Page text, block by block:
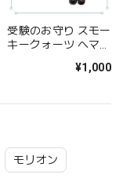
モリオン
受験のお守り スモー
キークォーツ ヘマタ
ストラップ 天然石
ホ お守り プレゼン
サリー
¥1,000